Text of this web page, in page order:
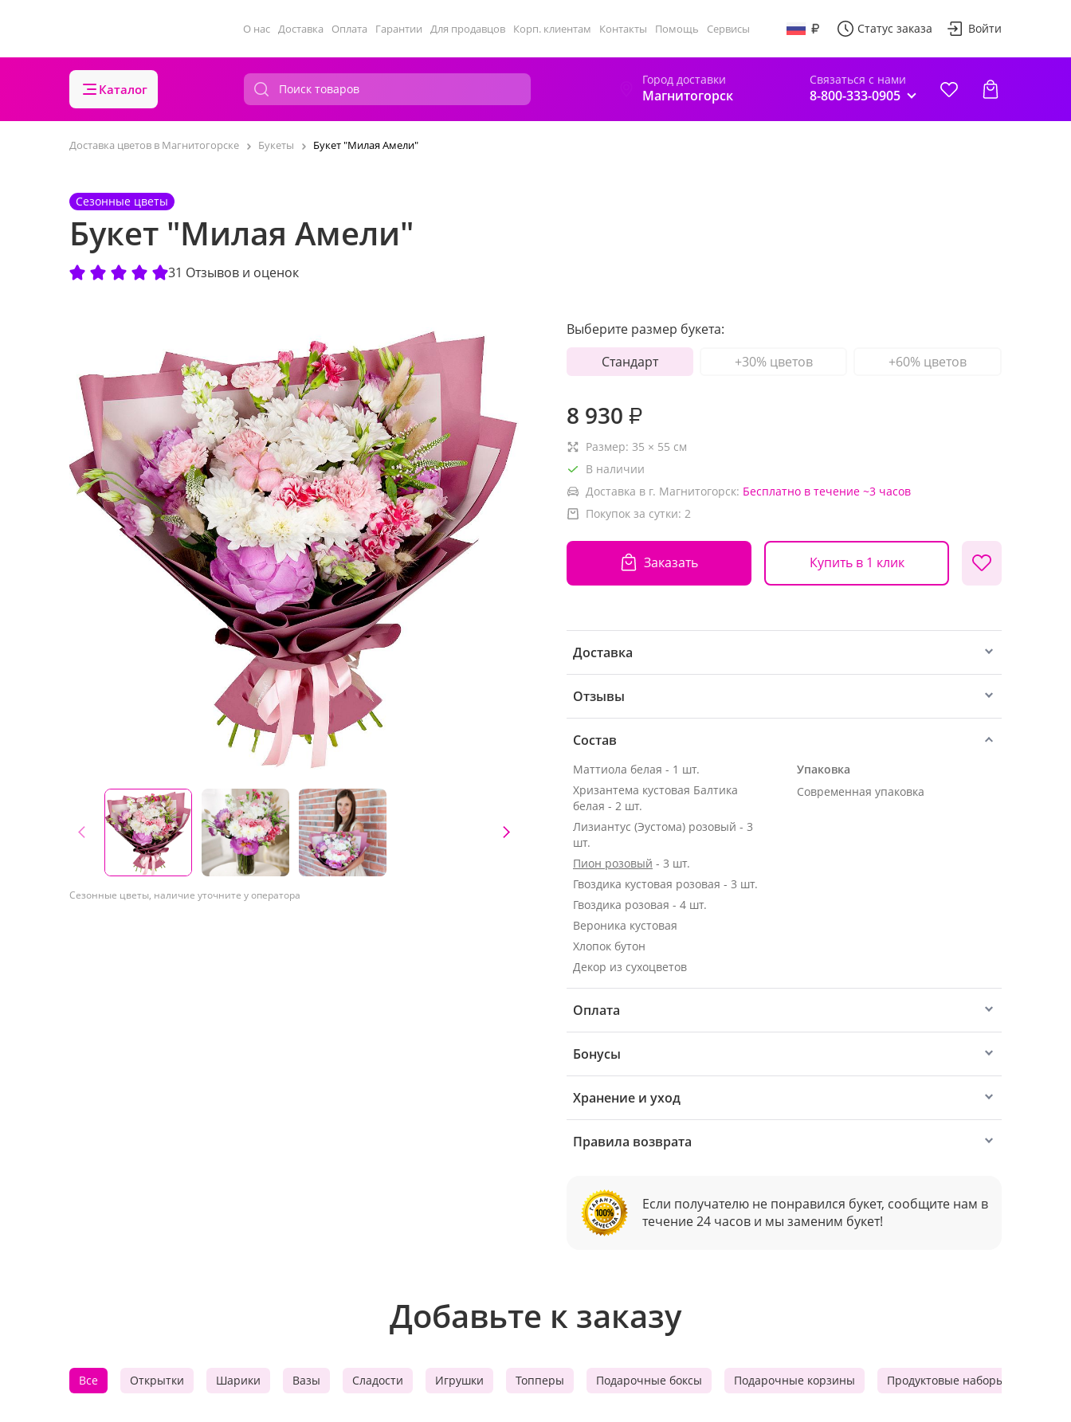
О нас Доставка Оплата Гарантии Для продавцов Корп. клиентам Контакты Помощь Сервисы Статус заказа Войти
Каталог
Город доставки
Магнитогорск
Связаться с нами
8-800-333-0905
Доставка цветов в Магнитогорске Букеты Букет "Милая Амели"
Сезонные цветы
Букет "Милая Амели"
31 Отзывов и оценок
Сезонные цветы, наличие уточните у оператора
Выберите размер букета:
Стандарт
+30% цветов +60% цветов
8 930 ₽
Размер: 35 × 55 см
В наличии
Доставка в г. Магнитогорск: Бесплатно в течение ~3 часов
Покупок за сутки: 2
Заказать Купить в 1 клик
Доставка
Отзывы
Состав
Маттиола белая - 1 шт.
Хризантема кустовая Балтика
белая - 2 шт.
Лизиантус (Эустома) розовый - 3
шт.
Пион розовый - 3 шт.
Гвоздика кустовая розовая - 3 шт.
Гвоздика розовая - 4 шт.
Вероника кустовая
Хлопок бутон
Декор из сухоцветов
Упаковка
Современная упаковка
Оплата
Бонусы
Хранение и уход
Правила возврата
Если получателю не понравился букет, сообщите нам в
течение 24 часов и мы заменим букет!
Добавьте к заказу
Все Открытки Шарики Вазы Сладости Игрушки Топперы Подарочные боксы Подарочные корзины Продуктовые наборы